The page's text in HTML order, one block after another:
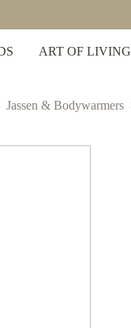
ART OF LIVING
Jassen & Bodywarmers